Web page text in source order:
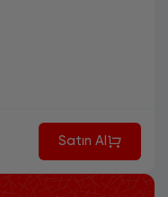
Satın Al